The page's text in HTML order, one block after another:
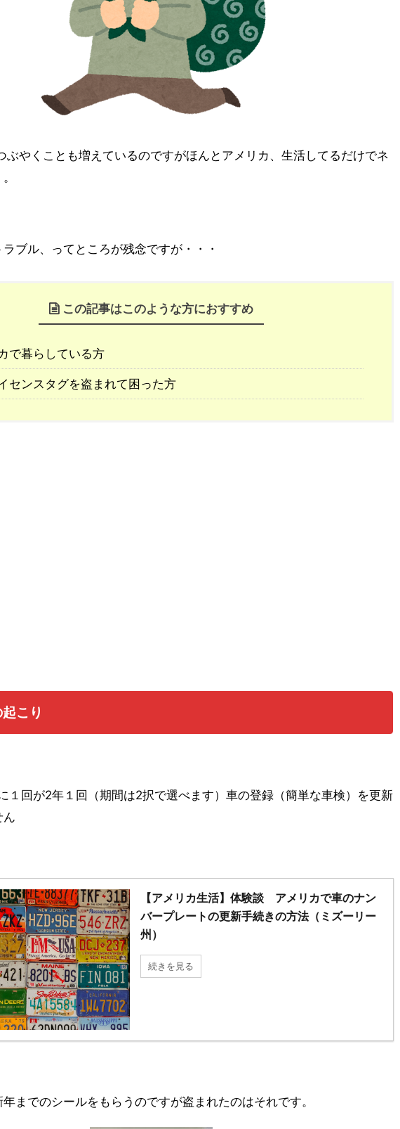
やくことも増えているのですがほんとアメリカ、生活してるだけでネ
ブル、ってところが残念ですが・・・
この記事はこのような方におすすめ
で暮らしている方
センスタグを盗まれて困った方
こり
１回が2年１回（期間は2択で選べます）車の登録（簡単な車検）を更新
ん
【アメリカ生活】体験談 アメリカで車のナン
バープレートの更新手続きの方法（ミズーリー
州）
続きを見る
までのシールをもらうのですが盗まれたのはそれです。